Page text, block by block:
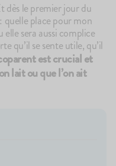
dès le premier jour du
quelle place pour mon
elle sera aussi complice
qu’il se sente utile, qu’il
est crucial et
lait ou que l’on ait